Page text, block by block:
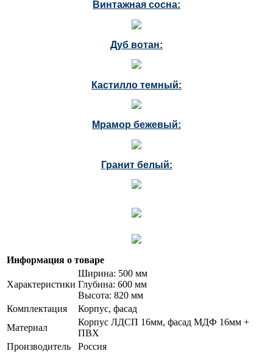
Винтажная сосна:
Дуб вотан:
Кастилло темный:
Мрамор бежевый:
Гранит белый:
Информация о товаре
Характеристики
Ширина: 500 мм
Глубина: 600 мм
Высота: 820 мм
Комплектация
Корпус, фасад
Материал
Корпус ЛДСП 16мм, фасад МДФ 16мм +
ПВХ
Производитель
Россия